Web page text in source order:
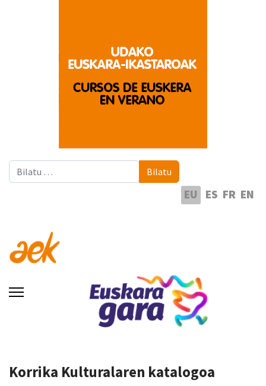
Bilatu Bilatu
EU ES FR EN
Korrika Kulturalaren katalogoa